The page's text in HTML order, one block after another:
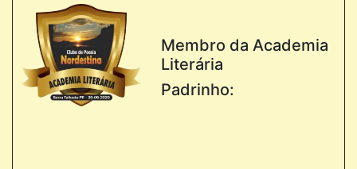
Membro da Academia
Literária
Padrinho: